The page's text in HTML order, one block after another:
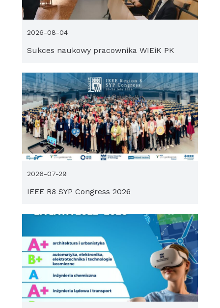
Sukces naukowy pracownika WIEiK PK
2026-08-04
IEEE R8 SYP Congress 2026
2026-07-29